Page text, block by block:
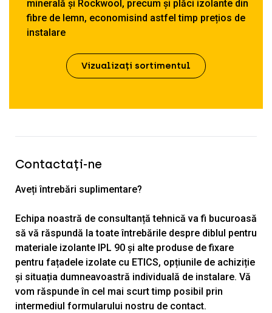
minerală și Rockwool, precum și plăci izolante din
fibre de lemn, economisind astfel timp prețios de
instalare
Vizualizați sortimentul
Contactați-ne
Aveți întrebări suplimentare?
Echipa noastră de consultanță tehnică va fi bucuroasă
să vă răspundă la toate întrebările despre diblul pentru
materiale izolante IPL 90 și alte produse de fixare
pentru fațadele izolate cu ETICS, opțiunile de achiziție
și situația dumneavoastră individuală de instalare. Vă
vom răspunde în cel mai scurt timp posibil prin
intermediul formularului nostru de contact.